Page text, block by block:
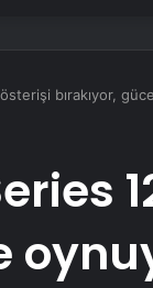
bırakıyor,